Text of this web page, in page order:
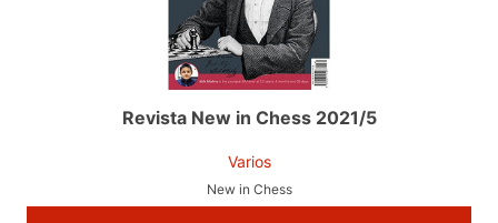
Revista New in Chess 2021/5
Varios
New in Chess